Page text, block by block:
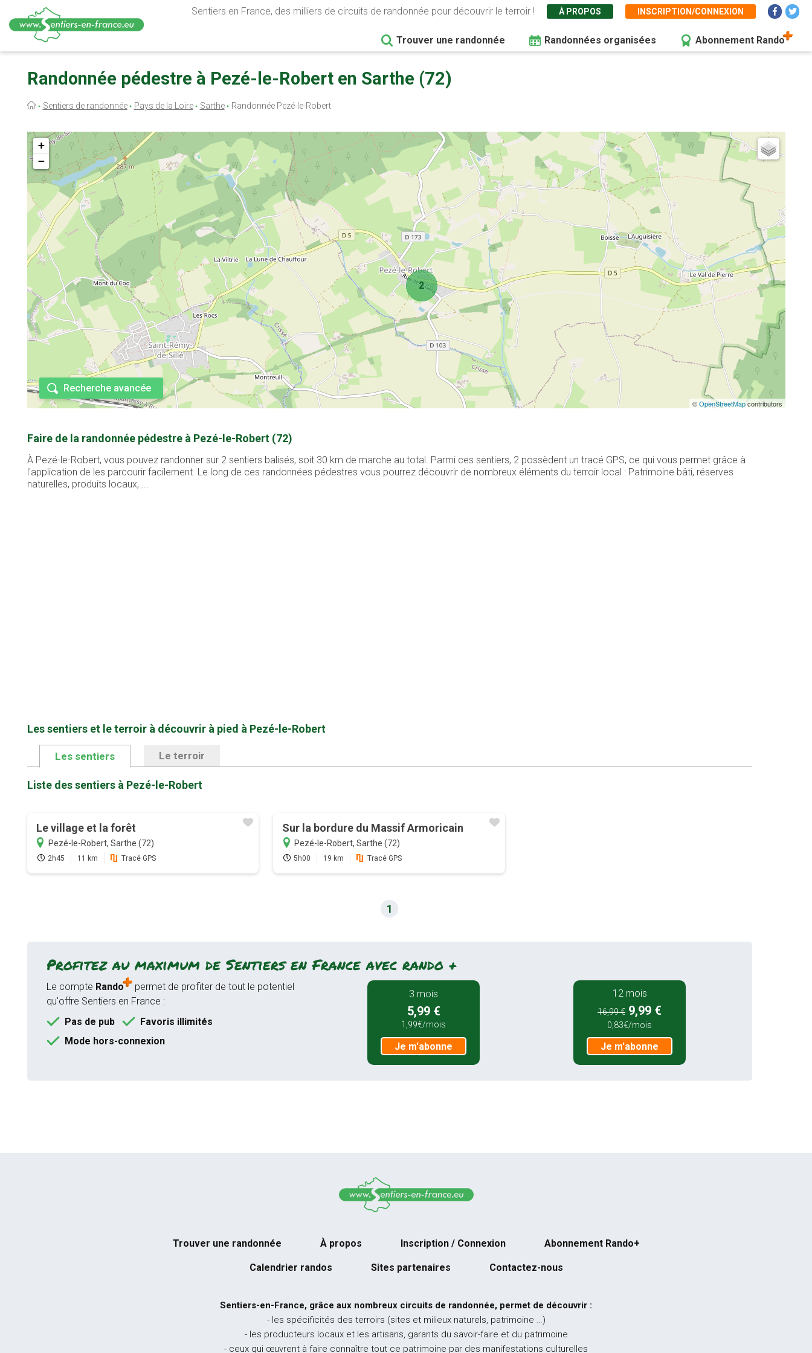
contenu
Sentiers en France, des milliers de circuits de randonnée pour découvrir le terroir ! À PROPOS INSCRIPTION/CONNEXION
Trouver une randonnée Randonnées organisées Abonnement Rando
Randonnée pédestre à Pezé-le-Robert en Sarthe (72)
Fil
Sentiers de randonnée Pays de la Loire Sarthe Randonnée Pezé-le-Robert
2
+
−
©OpenStreetMapcontributors
Recherche avancée
Faire de la randonnée pédestre à Pezé-le-Robert (72)
À Pezé-le-Robert, vous pouvez randonner sur 2 sentiers balisés, soit 30 km de marche au total. Parmi ces sentiers, 2 possèdent un tracé GPS, ce qui vous permet grâce à
l'application de les parcourir facilement. Le long de ces randonnées pédestres vous pourrez découvrir de nombreux éléments du terroir local : Patrimoine bâti, réserves
naturelles, produits locaux, ...
Les sentiers et le terroir à découvrir à pied à Pezé-le-Robert
Les sentiers Le terroir
Liste des sentiers à Pezé-le-Robert
Le village et la forêt
Pezé-le-Robert, Sarthe (72)
2h45 11 km Tracé GPS
Sur la bordure du Massif Armoricain
Pezé-le-Robert, Sarthe (72)
5h00 19 km Tracé GPS
1
Profitez au maximum de Sentiers en France avec rando +
Le compte Rando
permet de profiter de tout le potentiel
qu'offre Sentiers en France :
Pas de pub
Favoris illimités
Mode hors-connexion
3 mois
5,99 €
1,99€/mois
Je m'abonne
12 mois
16,99 € 9,99 €
0,83€/mois
Je m'abonne
Trouver une randonnée À propos Inscription / Connexion Abonnement Rando+
Calendrier randos Sites partenaires Contactez-nous
Sentiers-en-France, grâce aux nombreux circuits de randonnée, permet de découvrir :
- les spécificités des terroirs (sites et milieux naturels, patrimoine …)
- les producteurs locaux et les artisans, garants du savoir-faire et du patrimoine
- ceux qui œuvrent à faire connaître tout ce patrimoine par des manifestations culturelles